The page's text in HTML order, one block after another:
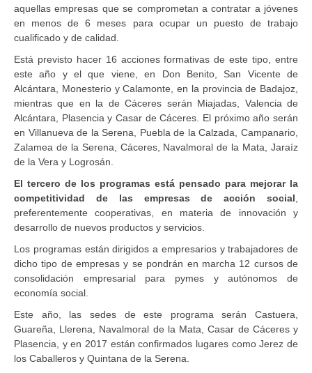
aquellas empresas que se comprometan a contratar a jóvenes
en menos de 6 meses para ocupar un puesto de trabajo
cualificado y de calidad.
Está previsto hacer 16 acciones formativas de este tipo, entre
este año y el que viene, en Don Benito, San Vicente de
Alcántara, Monesterio y Calamonte, en la provincia de Badajoz,
mientras que en la de Cáceres serán Miajadas, Valencia de
Alcántara, Plasencia y Casar de Cáceres. El próximo año serán
en Villanueva de la Serena, Puebla de la Calzada, Campanario,
Zalamea de la Serena, Cáceres, Navalmoral de la Mata, Jaraíz
de la Vera y Logrosán.
El tercero de los programas está pensado para mejorar la
competitividad de las empresas de acción social
preferentemente cooperativas, en materia de innovación y
desarrollo de nuevos productos y servicios.
Los programas están dirigidos a empresarios y trabajadores de
dicho tipo de empresas y se pondrán en marcha 12 cursos de
consolidación empresarial para pymes y autónomos de
economía social.
Este año, las sedes de este programa serán Castuera,
Guareña, Llerena, Navalmoral de la Mata, Casar de Cáceres y
Plasencia, y en 2017 están confirmados lugares como Jerez de
los Caballeros y Quintana de la Serena.